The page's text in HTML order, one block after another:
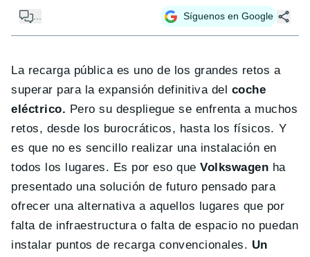
... Síguenos en Google
La recarga pública es uno de los grandes retos a
superar para la expansión definitiva del coche
eléctrico. Pero su despliegue se enfrenta a muchos
retos, desde los burocráticos, hasta los físicos. Y
es que no es sencillo realizar una instalación en
todos los lugares. Es por eso queVolkswagen ha
presentado una solución de futuro pensado para
ofrecer una alternativa a aquellos lugares que por
falta de infraestructura o falta de espacio no puedan
instalar puntos de recarga convencionales. Un